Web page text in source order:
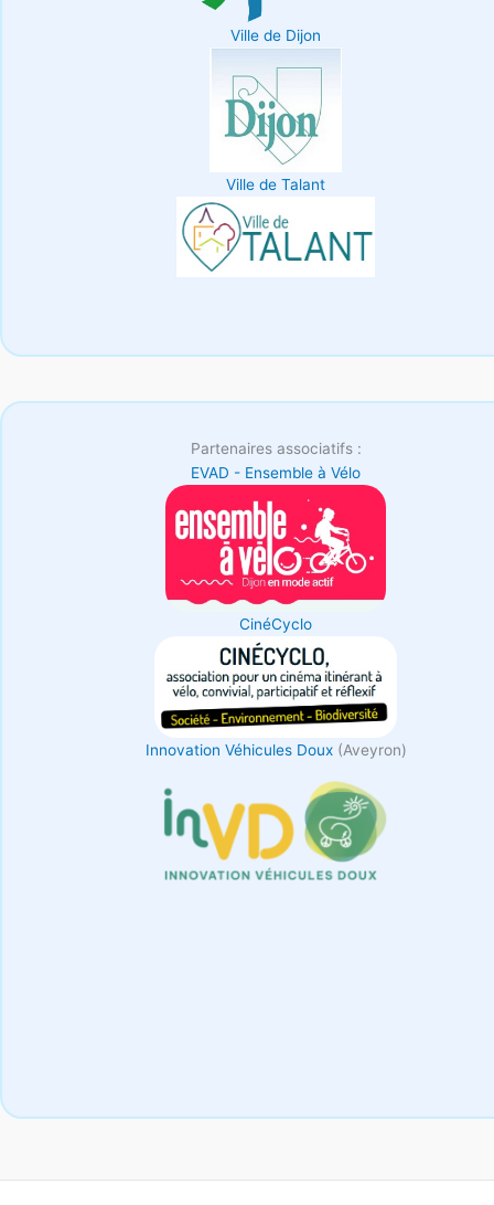
Ville de Dijon
Ville de Talant
Partenaires associatifs :
EVAD - Ensemble à Vélo
CinéCyclo
Innovation Véhicules Doux(Aveyron)